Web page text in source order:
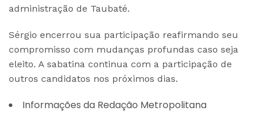
administração de Taubaté.
Sérgio encerrou sua participação reafirmando seu
compromisso com mudanças profundas caso seja
eleito. A sabatina continua com a participação de
outros candidatos nos próximos dias.
Informações da Redação Metropolitana